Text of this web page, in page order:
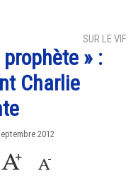
SUR LE VIF
» :
Charlie
2012